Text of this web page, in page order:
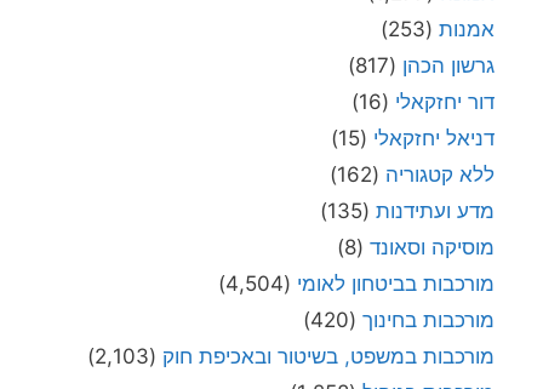
אמנות (253)
גרשון הכהן (817)
דור יחזקאלי (16)
דניאל יחזקאלי (15)
ללא קטגוריה (162)
מדע ועתידנות (135)
מוסיקה וסאונד (8)
מורכבות בביטחון לאומי (4,504)
מורכבות בחינוך (420)
מורכבות במשפט, בשיטור ובאכיפת חוק (2,103)